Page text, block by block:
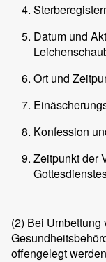
Datum und
Ort und
Konfession
Zeitpunkt der
(2) Bei Umbettung
offengelegt